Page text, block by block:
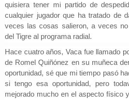
quisiera tener mi partido de
cualquier jugador que ha tratado de
veces las cosas salieron, a veces
del Tigre al programa radial.
Hace cuatro años, Vaca fue llamado
de Romel Quiñónez en su muñeca
oportunidad, sé que mi tiempo pasó
si tengo esa oportunidad, pero
mejorado mucho en el aspecto físico